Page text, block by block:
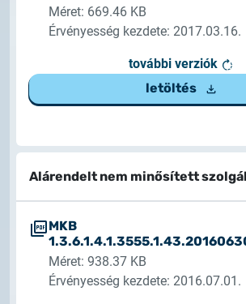
Méret: 669.46 KB
Érvényesség kezdete: 2017.03.16.
további verziók
letöltés
Alárendelt nem minősített
MKB
Méret: 938.37 KB
Érvényesség kezdete: 2016.07.01.